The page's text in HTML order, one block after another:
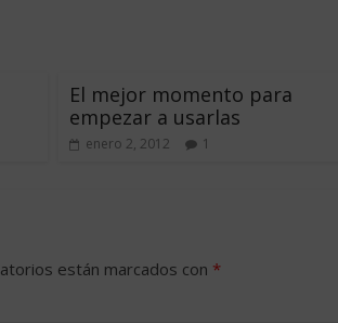
El mejor momento para
empezar a usarlas
enero 2, 2012 1
están marcados con *